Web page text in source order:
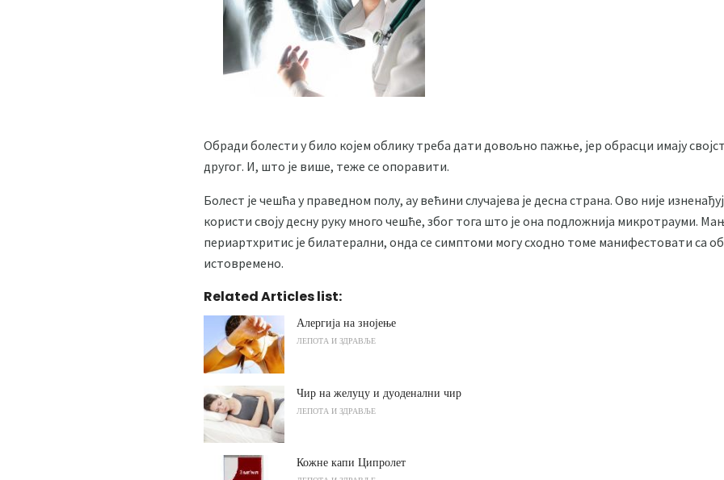
Обради болести у било којем облику треба дати довољно пажње, јер обрасци имају
другог. И, што је више, теже се опоравити.
Болест је чешћа у праведном полу, ау већини случајева је десна страна. Ово није
користи своју десну руку много чешће, због тога што је она подложнија микротрауми.
периартхритис је билатерални, онда се симптоми могу сходно томе манифестовати са
истовремено.
Related Articles list:
Алергија на знојење
ЛЕПОТА И ЗДРАВЉЕ
Чир на желуцу и дуоденални чир
ЛЕПОТА И ЗДРАВЉЕ
Кожне капи Ципролет